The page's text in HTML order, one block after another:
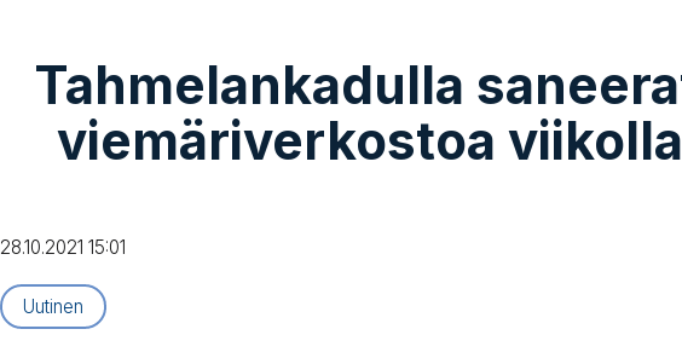
Tahmelankadulla
viemäriverkostoa
28.10.2021 15:01
Artikkelityyppi:
Uutinen